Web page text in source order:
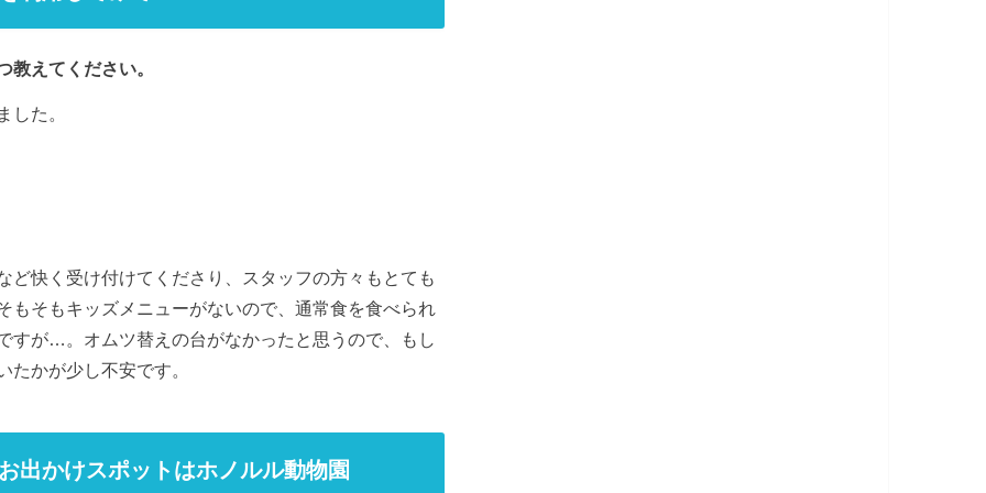
教えてください。
した。
ど快く受け付けてくださり、スタッフの方々もとても
もそもキッズメニューがないので、通常食を食べられ
すが…。オムツ替えの台がなかったと思うので、もし
かが少し不安です。
出かけスポットはホノルル動物園